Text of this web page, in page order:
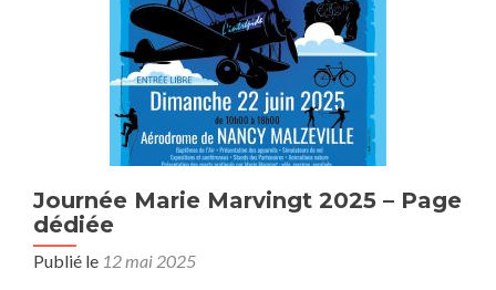
Journée Marie Marvingt 2025 – Page
dédiée
Publié le 12 mai 2025